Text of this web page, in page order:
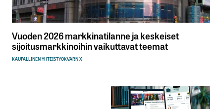
Vuoden 2026 markkinatilanne ja keskeiset
sijoitusmarkkinoihin vaikuttavat teemat
KAUPALLINEN YHTEISTYÖKVARN X